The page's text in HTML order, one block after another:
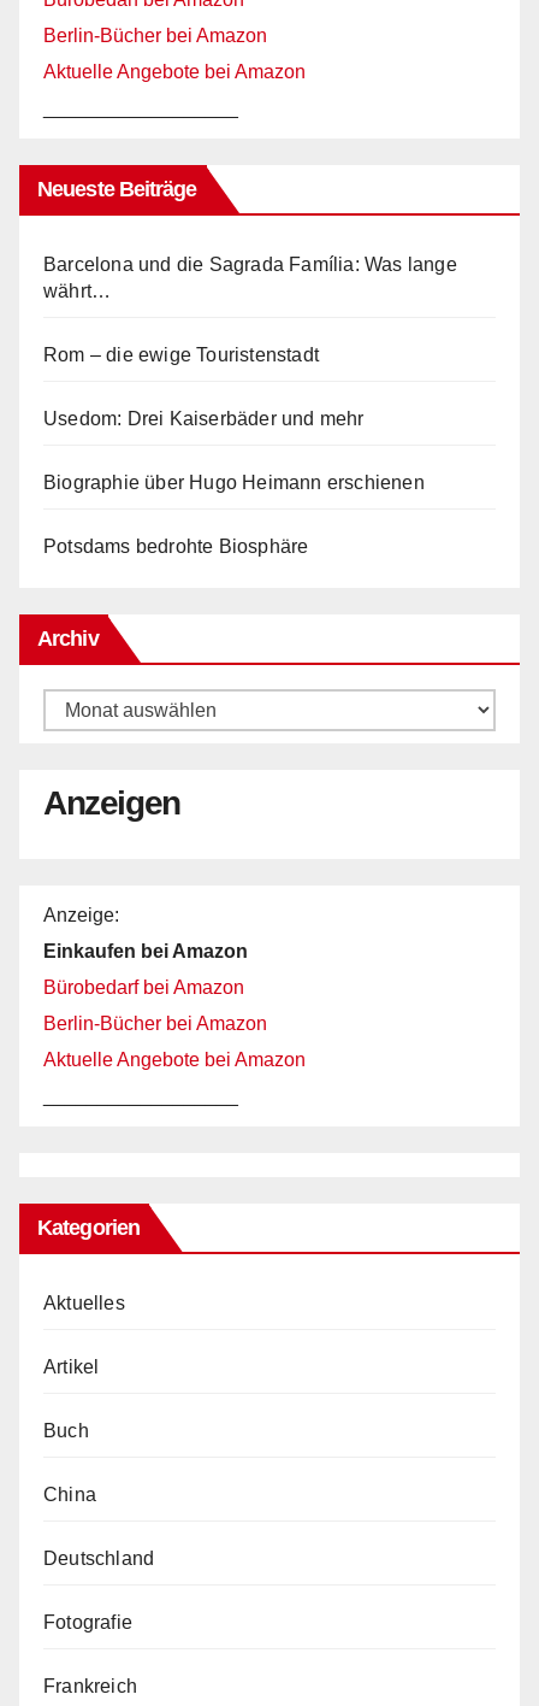
Berlin-Bücher bei Amazon
Aktuelle Angebote bei Amazon
Neueste Beiträge
Barcelona und die Sagrada Família: Was lange
währt…
Rom – die ewige Touristenstadt
Usedom: Drei Kaiserbäder und mehr
Biographie über Hugo Heimann erschienen
Potsdams bedrohte Biosphäre
Archiv
Archiv
Anzeigen
Anzeige:
Einkaufen bei Amazon
Bürobedarf bei Amazon
Berlin-Bücher bei Amazon
Aktuelle Angebote bei Amazon
Kategorien
Aktuelles
Artikel
Buch
China
Deutschland
Fotografie
Frankreich